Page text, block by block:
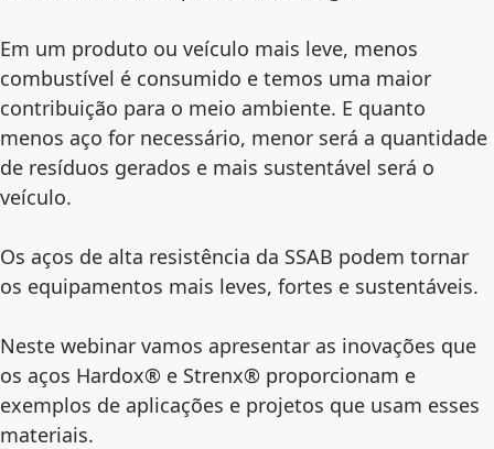
Em um produto ou veículo mais leve, menos
combustível é consumido e temos uma maior
contribuição para o meio ambiente. E quanto
menos aço for necessário, menor será a quantidade
de resíduos gerados e mais sustentável será o
veículo.
Os aços de alta resistência da SSAB podem tornar
os equipamentos mais leves, fortes e sustentáveis.
Neste webinar vamos apresentar as inovações que
os aços Hardox® e Strenx® proporcionam e
exemplos de aplicações e projetos que usam esses
materiais.